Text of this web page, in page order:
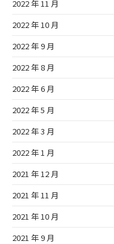
2022 年 11 月
2022 年 10 月
2022 年 9 月
2022 年 8 月
2022 年 6 月
2022 年 5 月
2022 年 3 月
2022 年 1 月
2021 年 12 月
2021 年 11 月
2021 年 10 月
2021 年 9 月